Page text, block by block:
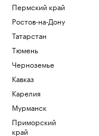
Пермский край
Ростов-на-Дону
Татарстан
Тюмень
Черноземье
Кавказ
Карелия
Мурманск
Приморский
край